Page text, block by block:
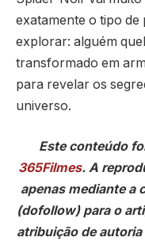
exatamente o tipo de
explorar: alguém
transformado em
para revelar os
universo.
Este conteúdo
365Filmes. A
apenas mediante a
(dofollow) para o
atribuição de